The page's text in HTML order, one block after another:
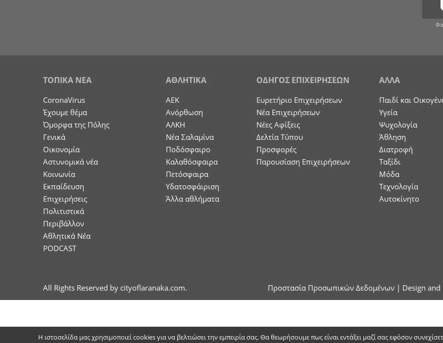
ΤΟΠΙΚΑ ΝΕΑ
CoronaVirus
Έχουμε θέμα
Όμορφα της Πόλης
Γενικά
Οικονομία
Aστυνομικά νέα
Κοινωνία
Εκπαίδευση
Επιχειρήσεις
Πολιτιστικά
Περιβάλλον
Αθλητικά Νέα
PODCAST
ΑΘΛΗΤΙΚΑ
ΑΕΚ
Ανόρθωση
ΑΛΚΗ
Νέα Σαλαμίνα
Ποδόσφαιρο
Καλαθόσφαιρα
Πετόσφαιρα
Υδατοσφάιριση
Άλλα αθλήματα
ΟΔΗΓΟΣ ΕΠΙΧΕΙΡΗΣΕΩΝ
Ευρετήριο Επιχειρήσεων
Nέα Επιχειρήσεων
Νέες Αφίξεις
Δελτία Τύπου
Προσφορές
Παρουσίαση Επιχειρήσεων
ΑΛΛΑ
Παιδί και
Υγεία
Ψυχολογία
Άθληση
Διατροφή
Ταξίδι
Μόδα
Τεχνολογία
Αυτοκίνητο
All Rights Reserved by cityoflaranaka.com. Προστασία Προσωπικών Δεδομένων | Design
Η ιστοσελίδα μας χρησιμοποιεί cookies για να βελτιώσει την εμπειρία σας. Θα θεωρήσουμε πως είναι εντάξει μαζί σας εφόσον